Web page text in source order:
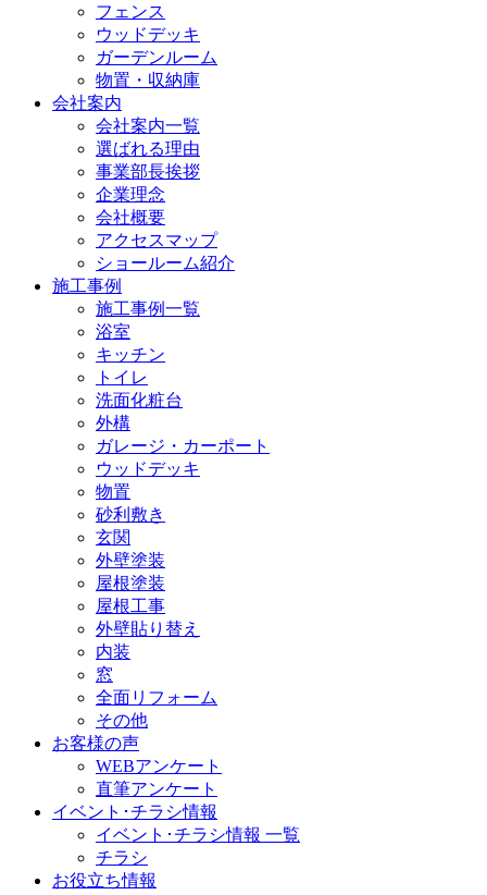
フェンス
ウッドデッキ
ガーデンルーム
物置・収納庫
会社案内
会社案内一覧
選ばれる理由
事業部長挨拶
企業理念
会社概要
アクセスマップ
ショールーム紹介
施工事例
施工事例一覧
浴室
キッチン
トイレ
洗面化粧台
外構
ガレージ・カーポート
ウッドデッキ
物置
砂利敷き
玄関
外壁塗装
屋根塗装
屋根工事
外壁貼り替え
内装
窓
全面リフォーム
その他
お客様の声
WEBアンケート
直筆アンケート
イベント･チラシ情報
イベント･チラシ情報 一覧
チラシ
お役立ち情報